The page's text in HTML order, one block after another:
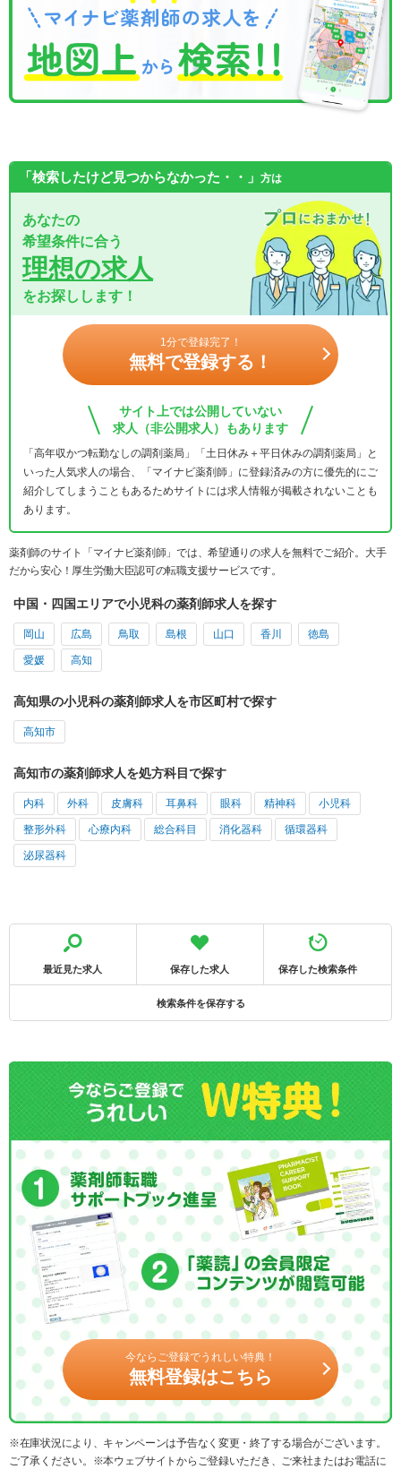
「検索したけど見つからなかった・・」 方は
あなたの
希望条件に合う
理想の求人
をお探しします！
1分で登録完了！
無料で登録する！
サイト上では公開していない
求人（非公開求人）もあります
「高年収かつ転勤なしの調剤薬局」「土日休み＋平日休みの調剤薬局」と
いった人気求人の場合、「マイナビ薬剤師」に登録済みの方に優先的にご
紹介してしまうこともあるためサイトには求人情報が掲載されないことも
あります。
薬剤師のサイト「マイナビ薬剤師」では、希望通りの求人を無料でご紹介。大手
だから安心！厚生労働大臣認可の転職支援サービスです。
中国・四国エリアで小児科の薬剤師求人を探す
岡山 広島 鳥取 島根 山口 香川 徳島
愛媛 高知
高知県の小児科の薬剤師求人を市区町村で探す
高知市
高知市の薬剤師求人を処方科目で探す
内科 外科 皮膚科 耳鼻科 眼科 精神科 小児科
整形外科 心療内科 総合科目 消化器科 循環器科
泌尿器科
最近見た求人 保存した求人 保存した検索条件
検索条件を保存する
今ならご登録でうれしい特典！
無料登録はこちら
※在庫状況により、キャンペーンは予告なく変更・終了する場合がございます。
ご了承ください。※本ウェブサイトからご登録いただき、ご来社またはお電話に